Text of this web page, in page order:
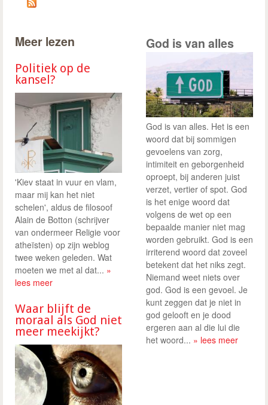
Meer lezen
Politiek op de
kansel?
'Kiev staat in vuur en vlam,
maar mij kan het niet
schelen', aldus de filosoof
Alain de Botton (schrijver
van ondermeer Religie voor
atheïsten) op zijn weblog
twee weken geleden. Wat
moeten we met al dat... »
lees meer
Waar blijft de
moraal als God niet
meer meekijkt?
God is van alles
God is van alles. Het is een
woord dat bij sommigen
gevoelens van zorg,
intimiteit en geborgenheid
oproept, bij anderen juist
verzet, vertier of spot. God
is het enige woord dat
volgens de wet op een
bepaalde manier niet mag
worden gebruikt. God is een
irriterend woord dat zoveel
betekent dat het niks zegt.
Niemand weet niets over
god. God is een gevoel. Je
kunt zeggen dat je niet in
god gelooft en je dood
ergeren aan al die lui die
het woord... » lees meer